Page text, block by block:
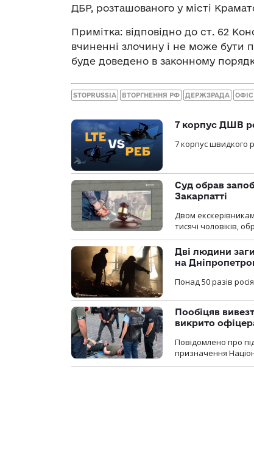
ДБР, розташованого у місті
Примітка: відповідно до ст. 62
вчиненні злочину і не може бути
буде доведено в законному
STOPRUSSIA ВТОРГНЕННЯ РФ ДЕРЖЗРАДА
7 корпус ДШВ
7 корпус швидкого
Суд обрав
Закарпатті
Двом
тисячі чоловіків,
Дві людини
на
Понад 50 разів
Пообіцяв
викрито
Повідомлено про
призначення